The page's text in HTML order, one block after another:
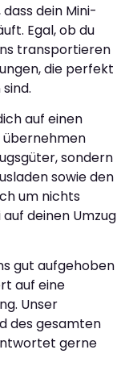
dein Mini-
Egal, ob du
transportieren
die perfekt
auf einen
übernehmen
sondern
sowie den
um nichts
deinen Umzug
gut aufgehoben
auf eine
Unser
des gesamten
gerne